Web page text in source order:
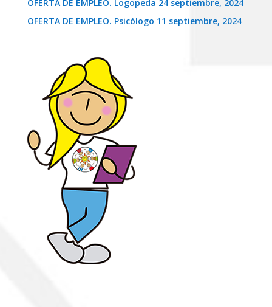
OFERTA DE EMPLEO. Logopeda 24 septiembre, 2024
OFERTA DE EMPLEO. Psicólogo 11 septiembre, 2024